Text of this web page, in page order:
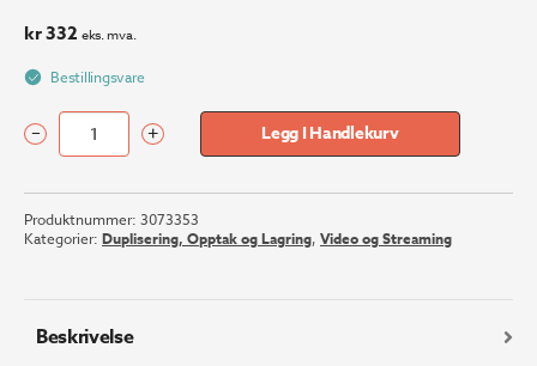
kr332 eks. mva.
Bestillingsvare
SANDISK
Dual
Drive
Luxe
– + Legg I Handlekurv
Produktnummer: 3073353
Kategorier: Duplisering, Opptak og Lagring, Video og Streaming
Beskrivelse